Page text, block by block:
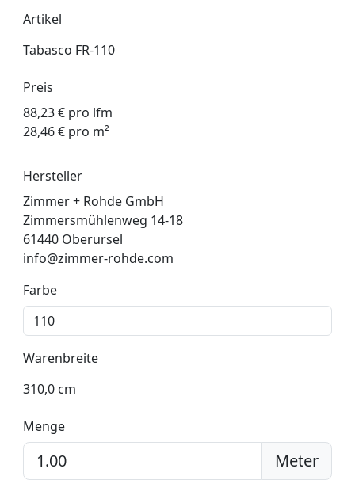
Artikel
Tabasco FR-110
Preis
88,23 € pro lfm
28,46 € pro m²
Hersteller
Zimmer + Rohde GmbH
Zimmersmühlenweg 14-18
61440 Oberursel
info@zimmer-rohde.com
Farbe
Warenbreite
310,0 cm
Menge
Meter